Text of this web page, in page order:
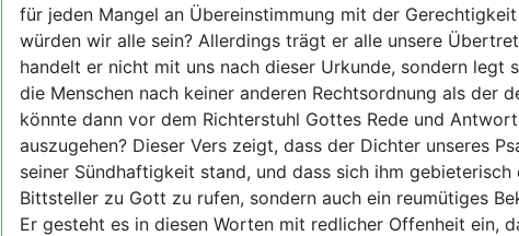
für jeden Mangel an Übereinstimmung mit der
würden wir alle sein? Allerdings trägt er alle unsere
handelt er nicht mit uns nach dieser Urkunde, sondern legt
die Menschen nach keiner anderen Rechtsordnung als der
könnte dann vor dem Richterstuhl Gottes Rede und
auszugehen? Dieser Vers zeigt, dass der Dichter unseres
seiner Sündhaftigkeit stand, und dass sich ihm
Bittsteller zu Gott zu rufen, sondern auch ein reumütiges
Er gesteht es in diesen Worten mit redlicher Offenheit ein,